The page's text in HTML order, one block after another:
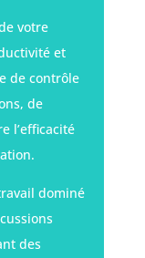
votre
et
de contrôle
de
l’efficacité
dominé
des